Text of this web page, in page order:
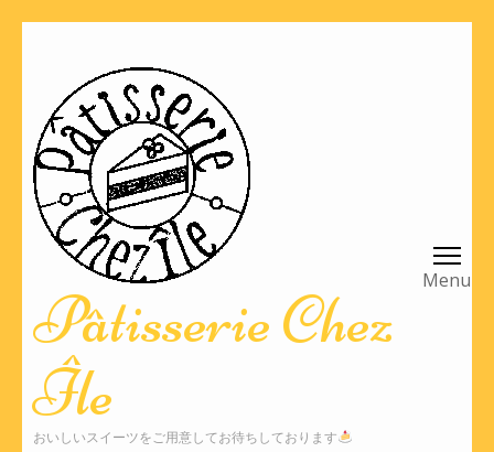
ツ
へ
(Enter
押
す)
Pâtisserie Chez
Île
おいしいスイーツをご用意してお待ちしております